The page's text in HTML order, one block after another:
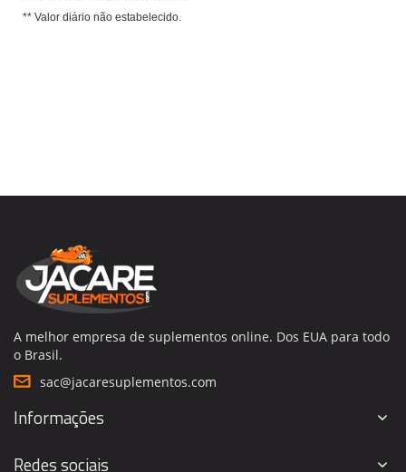
** Valor diário não estabelecido.
A melhor empresa de suplementos online. Dos EUA para todo
o Brasil.
sac@jacaresuplementos.com
Informações
Redes sociais